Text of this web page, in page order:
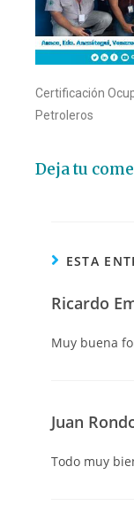
Certificación
Petroleros
Deja tu
ESTA
Ricardo
Muy buena
Juan
Todo muy